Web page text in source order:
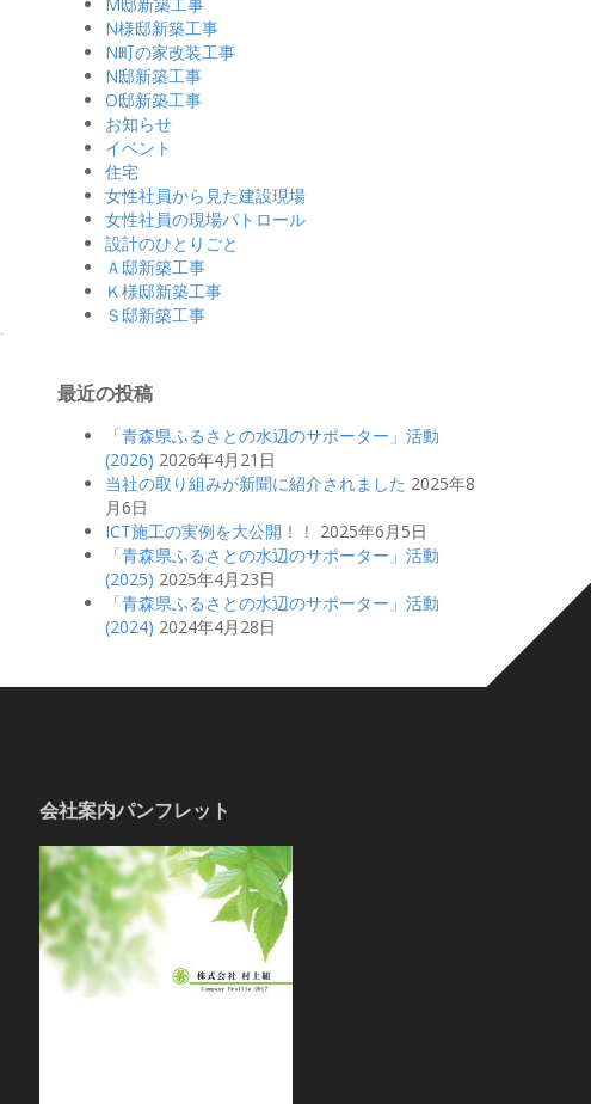
N様邸新築工事
N町の家改装工事
N邸新築工事
O邸新築工事
お知らせ
イベント
住宅
女性社員から見た建設現場
女性社員の現場パトロール
設計のひとりごと
Ａ邸新築工事
Ｋ様邸新築工事
Ｓ邸新築工事
最近の投稿
「青森県ふるさとの水辺のサポーター」活動
(2026) 2026年4月21日
当社の取り組みが新聞に紹介されました 2025年8
月6日
ICT施工の実例を大公開！！ 2025年6月5日
「青森県ふるさとの水辺のサポーター」活動
(2025) 2025年4月23日
「青森県ふるさとの水辺のサポーター」活動
(2024) 2024年4月28日
会社案内パンフレット